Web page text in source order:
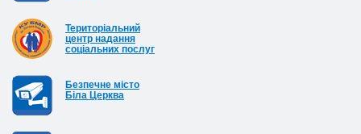
Територіальний
центр надання
соціальних послуг
Безпечне місто
Біла Церква